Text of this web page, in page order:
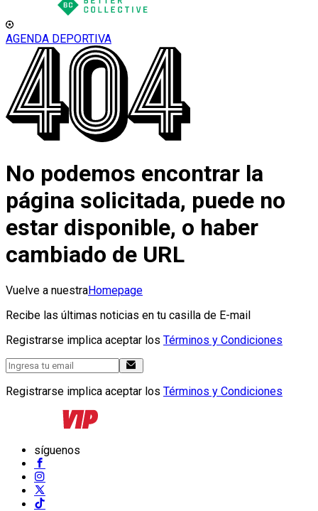
AGENDA DEPORTIVA
No podemos encontrar la
página solicitada, puede no
estar disponible, o haber
cambiado de URL
Vuelve a nuestraHomepage
Recibe las últimas noticias en tu casilla de E-mail
Registrarse implica aceptar los Términos y Condiciones
Registrarse implica aceptar los Términos y Condiciones
síguenos